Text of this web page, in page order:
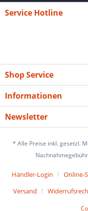
Service Hotline
Shop Service
Informationen
Newsletter
* Alle Preise inkl. gesetzl.
Händler-Login Online-
Versand